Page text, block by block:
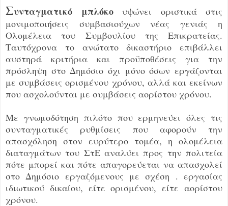
Συνταγματικό μπλόκουψώνει οριστικά στις
μονιμοποιήσεις συμβασιούχων νέας γενιάς η
Ολομέλεια του Συμβουλίου της Επικρατείας.
Ταυτόχρονα το ανώτατο δικαστήριο επιβάλλει
αυστηρά κριτήρια και προϋποθέσεις για την
πρόσληψη στο Δημόσιο όχι μόνο όσων εργάζονται
με συμβάσεις ορισμένου χρόνου, αλλά και εκείνων
που ασχολούνται με συμβάσεις αορίστου χρόνου.
Με γνωμοδότηση πιλότο που ερμηνεύει όλες τις
συνταγματικές ρυθμίσεις που αφορούν την
απασχόληση στον ευρύτερο τομέα, η ολομέλεια
διαταγμάτων του ΣτΕ αναλύει προς την πολιτεία
πότε μπορεί και πότε απαγορεύεται να απασχολεί
στο Δημόσιο εργαζόμενους με σχέση . εργασίας
ιδιωτικού δικαίου, είτε ορισμένου, είτε αορίστου
χρόνου.